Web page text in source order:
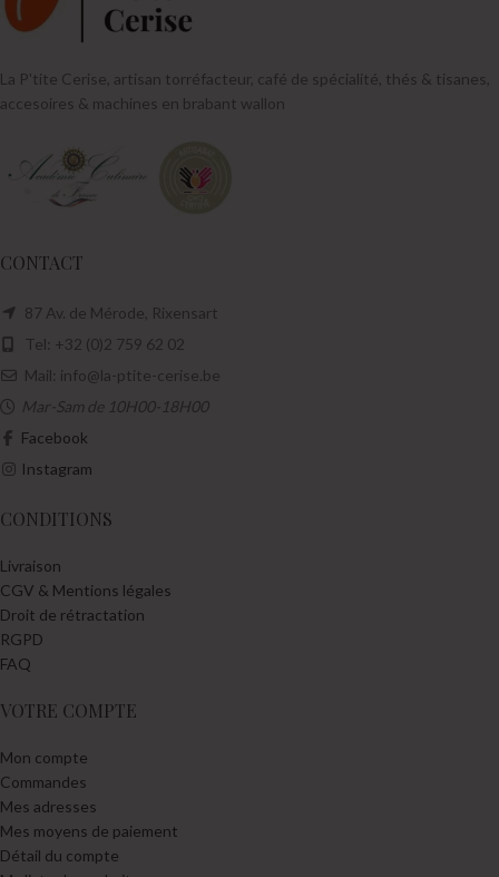
La P'tite Cerise, artisan torréfacteur, café de spécialité, thés & tisanes,
accesoires & machines en brabant wallon
CONTACT
87 Av. de Mérode, Rixensart
Tel: +32 (0)2 759 62 02
Mail: info@la-ptite-cerise.be
Mar-Sam de 10H00-18H00
Facebook
Instagram
CONDITIONS
Livraison
CGV & Mentions légales
Droit de rétractation
RGPD
FAQ
VOTRE COMPTE
Mon compte
Commandes
Mes adresses
Mes moyens de paiement
Détail du compte